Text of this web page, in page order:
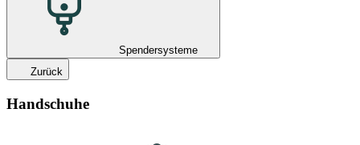
Spendersysteme
Zurück
Handschuhe